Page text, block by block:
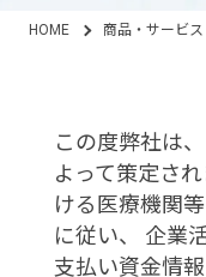
HOME 商品・サービス
この度弊社は
よって策定さ
ける医療機関
に従い、 企業
支払い資金情